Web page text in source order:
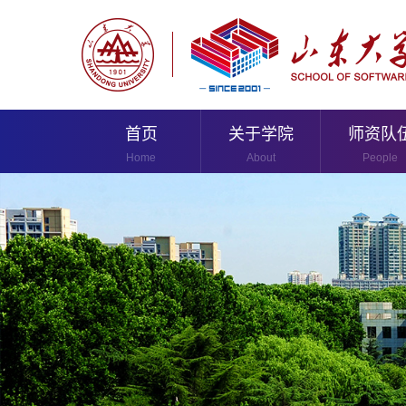
首页
Home
关于学院
About
师资队
People